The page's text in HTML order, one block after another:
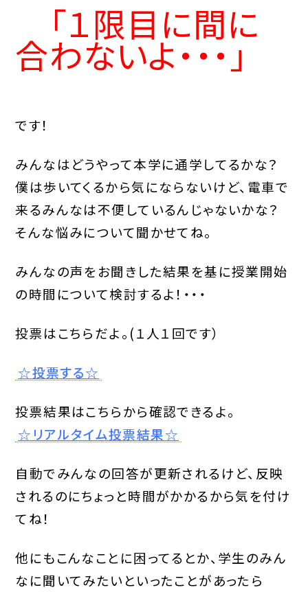
「１限目に間に
合わないよ・・・」
です！
みんなはどうやって本学に通学してるかな？
僕は歩いてくるから気にならないけど、電車で
来るみんなは不便しているんじゃないかな？
そんな悩みについて聞かせてね。
みんなの声をお聞きした結果を基に授業開始
の時間について検討するよ！ ・・・
投票はこちらだよ。(１人１回です）
☆投票する☆
投票結果はこちらから確認できるよ。
☆リアルタイム投票結果☆
自動でみんなの回答が更新されるけど、反映
されるのにちょっと時間がかかるから気を付け
てね！
他にもこんなことに困ってるとか、学生のみん
なに聞いてみたいといったことがあったら